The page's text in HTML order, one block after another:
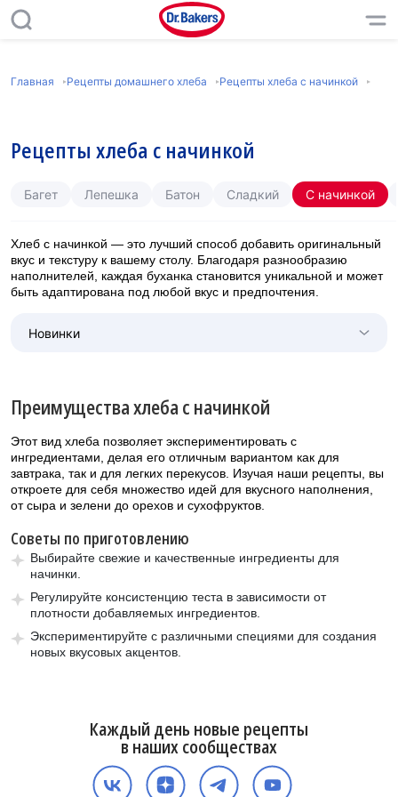
Главная Рецепты домашнего хлеба Рецепты хлеба с начинкой
Рецепты хлеба с начинкой
Багет Лепешка Батон Сладкий С начинкой
Хлеб с начинкой — это лучший способ добавить оригинальный
вкус и текстуру к вашему столу. Благодаря разнообразию
наполнителей, каждая буханка становится уникальной и может
быть адаптирована под любой вкус и предпочтения.
Новинки
Преимущества хлеба с начинкой
Этот вид хлеба позволяет экспериментировать с
ингредиентами, делая его отличным вариантом как для
завтрака, так и для легких перекусов. Изучая наши рецепты, вы
откроете для себя множество идей для вкусного наполнения,
от сыра и зелени до орехов и сухофруктов.
Советы по приготовлению
Выбирайте свежие и качественные ингредиенты для
начинки.
Регулируйте консистенцию теста в зависимости от
плотности добавляемых ингредиентов.
Экспериментируйте с различными специями для создания
новых вкусовых акцентов.
Каждый день новые рецепты
в наших сообществах